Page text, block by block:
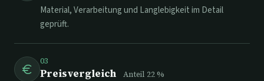
Material, Verarbeitung und Langlebigkeit im Detail
geprüft.
03
Preisvergleich Anteil 22%